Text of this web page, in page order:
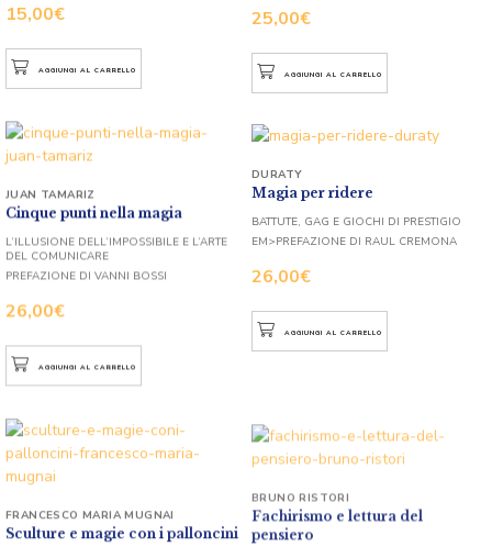
15,00€
AGGIUNGI AL CARRELLO
25,00€
AGGIUNGI AL CARRELLO
Cinque punti nella magia
26,00€
JUAN TAMARIZ
L’ILLUSIONE DELL’IMPOSSIBILE E L’ARTE
DEL COMUNICARE
PREFAZIONE DI VANNI BOSSI
AGGIUNGI AL CARRELLO
Magia per ridere
26,00€
DURATY
BATTUTE, GAG E GIOCHI DI PRESTIGIO
EM>PREFAZIONE DI RAUL CREMONA
AGGIUNGI AL CARRELLO
Sculture e magie con i palloncini
FRANCESCO MARIA MUGNAI
Fachirismo e lettura del
pensiero